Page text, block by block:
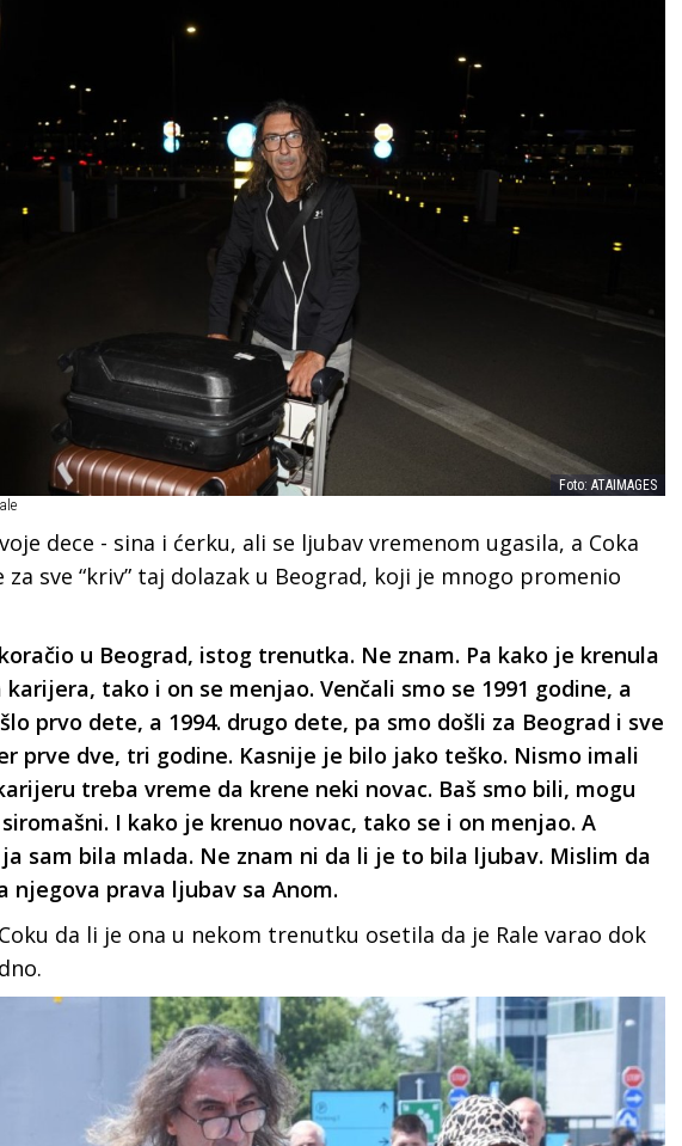
Foto: ATAIMAGES
dece - sina i ćerku, ali se ljubav vremenom ugasila, a Coka
za sve “kriv” taj dolazak u Beograd, koji je mnogo promenio
u Beograd, istog trenutka. Ne znam. Pa kako je krenula
tako i on se menjao. Venčali smo se 1991 godine, a
prvo dete, a 1994. drugo dete, pa smo došli za Beograd i sve
prve dve, tri godine. Kasnije je bilo jako teško. Nismo imali
treba vreme da krene neki novac. Baš smo bili, mogu
I kako je krenuo novac, tako se i on menjao. A
sam bila mlada. Ne znam ni da li je to bila ljubav. Mislim da
njegova prava ljubav sa Anom.
da li je ona u nekom trenutku osetila da je Rale varao dok